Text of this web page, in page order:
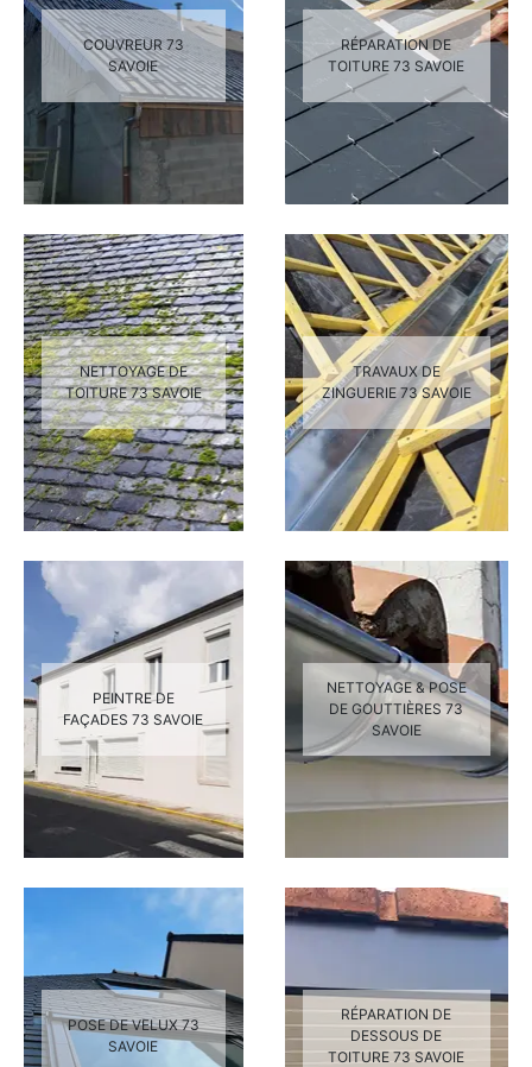
COUVREUR 73
SAVOIE
RÉPARATION DE
TOITURE 73 SAVOIE
NETTOYAGE DE
TOITURE 73 SAVOIE
TRAVAUX DE
ZINGUERIE 73 SAVOIE
PEINTRE DE
FAÇADES 73 SAVOIE
NETTOYAGE & POSE
DE GOUTTIÈRES 73
SAVOIE
POSE DE VELUX 73
SAVOIE
RÉPARATION DE
DESSOUS DE
TOITURE 73 SAVOIE